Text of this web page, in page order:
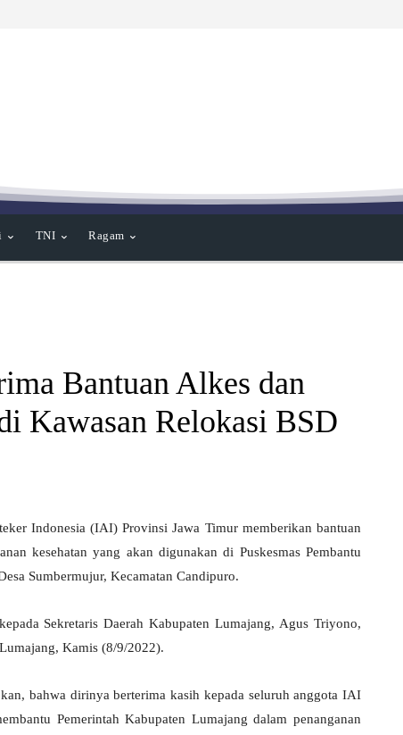
TNI Ragam
Bantuan Alkes dan
Kawasan Relokasi BSD
Indonesia (IAI) Provinsi Jawa Timur memberikan bantuan
kesehatan yang akan digunakan di Puskesmas Pembantu
Sumbermujur, Kecamatan Candipuro.
Sekretaris Daerah Kabupaten Lumajang, Agus Triyono,
Kamis (8/9/2022).
bahwa dirinya berterima kasih kepada seluruh anggota IAI
Pemerintah Kabupaten Lumajang dalam penanganan